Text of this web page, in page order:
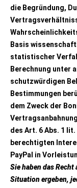
die Begründung,
Basis
statistischer
Berechnung unter
schutzwürdigen
Bestimmungen
dem Zweck der
des Art. 6 Abs. 1
berechtigten
PayPal in
Sie haben das
Situation ergeben,